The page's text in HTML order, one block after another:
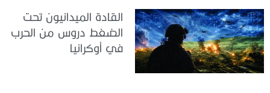
القادة الميدانيون تحت
الضغط دروس من الحرب
في أوكرانيا